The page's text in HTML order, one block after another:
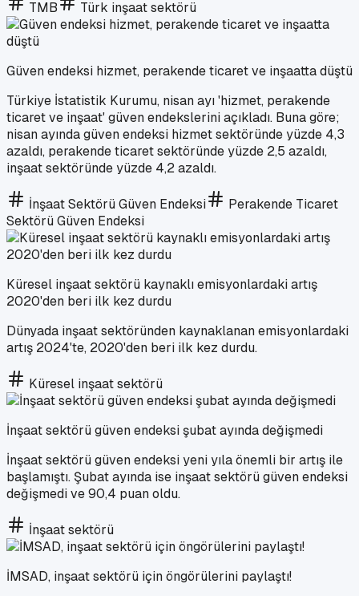
TMB Türk inşaat sektörü
Güven endeksi hizmet, perakende ticaret ve inşaatta düştü
Türkiye İstatistik Kurumu, nisan ayı 'hizmet, perakende
ticaret ve inşaat' güven endekslerini açıkladı. Buna göre;
nisan ayında güven endeksi hizmet sektöründe yüzde 4,3
azaldı, perakende ticaret sektöründe yüzde 2,5 azaldı,
inşaat sektöründe yüzde 4,2 azaldı.
İnşaat Sektörü Güven Endeksi
Perakende Ticaret
Sektörü Güven Endeksi
Küresel inşaat sektörü kaynaklı emisyonlardaki artış
2020'den beri ilk kez durdu
Dünyada inşaat sektöründen kaynaklanan emisyonlardaki
artış 2024'te, 2020'den beri ilk kez durdu.
Küresel inşaat sektörü
İnşaat sektörü güven endeksi şubat ayında değişmedi
İnşaat sektörü güven endeksi yeni yıla önemli bir artış ile
başlamıştı. Şubat ayında ise inşaat sektörü güven endeksi
değişmedi ve 90,4 puan oldu.
İnşaat sektörü
İMSAD, inşaat sektörü için öngörülerini paylaştı!